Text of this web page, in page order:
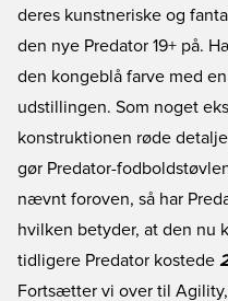
deres kunstneriske og
den nye Predator 19+ på.
den kongeblå farve med
udstillingen. Som noget
konstruktionen røde
gør Predator-
nævnt foroven, så har
hvilken betyder, at den nu
tidligere Predator kostede
Fortsætter vi over til